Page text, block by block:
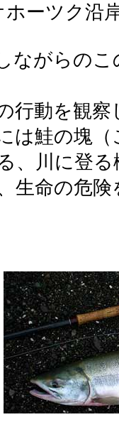
ホーツク沿
ながらのこ
行動を観察
は鮭の塊
、 川 に登る
生命の危険